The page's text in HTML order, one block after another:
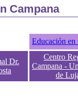
Campana
Educación en
Dr.
Centro
Campana -
de